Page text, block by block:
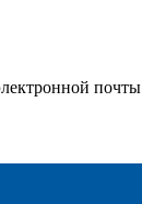
почты